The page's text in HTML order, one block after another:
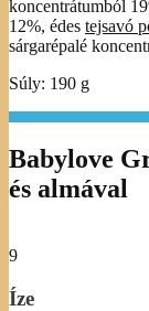
koncentrátumból
12%, édes tejsavó
sárgarépalé
Súly: 190 g
Babylove
és almával
9
Íze